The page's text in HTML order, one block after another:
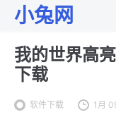
小兔网
我的世界高
下载
软件下载 1月